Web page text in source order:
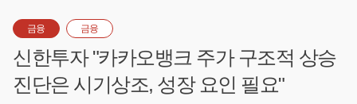
금융 금융
신한투자 "카카오뱅크 주가 구조적 상승
진단은 시기상조, 성장 요인 필요"